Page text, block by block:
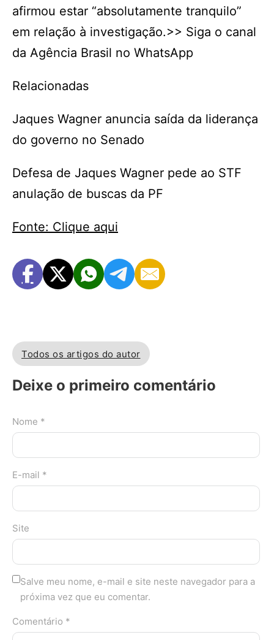
afirmou estar “absolutamente tranquilo”
em relação à investigação.>> Siga o canal
da Agência Brasil no WhatsApp
Relacionadas
Jaques Wagner anuncia saída da liderança
do governo no Senado
Defesa de Jaques Wagner pede ao STF
anulação de buscas da PF
Fonte: Clique aqui
Todos os artigos do autor
Deixe o primeiro comentário
Nome *
E-mail *
Site
Salve meu nome, e-mail e site neste navegador para a
próxima vez que eu comentar.
Comentário *